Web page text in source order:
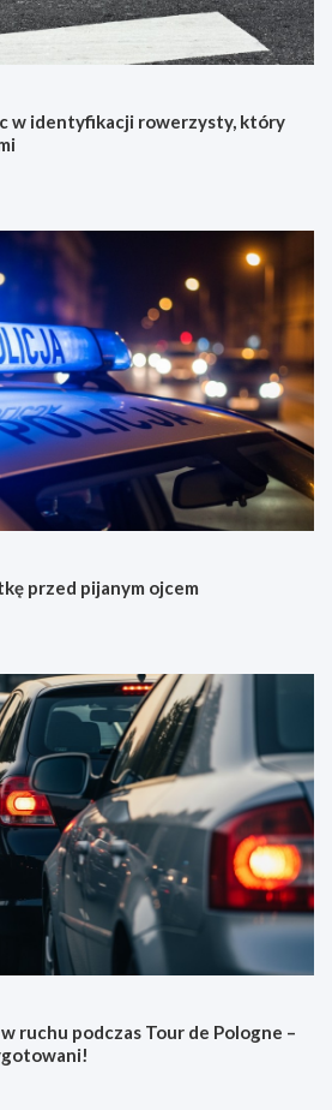
w identyfikacji rowerzysty, który
przed pijanym ojcem
ruchu podczas Tour de Pologne –